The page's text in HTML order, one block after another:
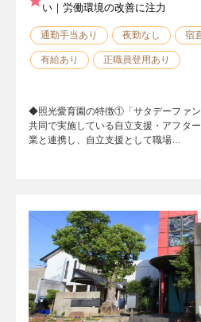
い｜労働環境の改善に注力
通勤手当あり 夜勤なし 宿
有給あり 正職員登用あり
◆照光愛育園の特徴①「サタデーファン
共同で実施している自立支援・アフタ
業と連携し、自立支援として職場…